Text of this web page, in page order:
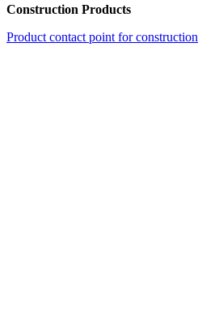
Construction Products
Product contact point for construction